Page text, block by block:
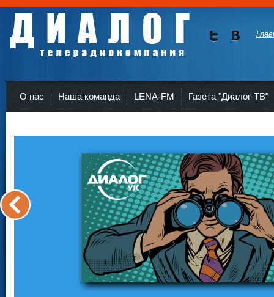
О нас Наша команда LENA-FM Газета "Диалог-ТВ"